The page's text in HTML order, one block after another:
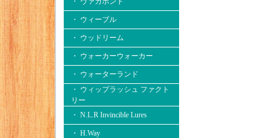
・ ウィーブル
・ ウッドリーム
・ ウォーカーウォーカー
・ ウォーターランド
・ ウィップラッシュ ファクト
リー
・ N.L.R Invincible Lures
・ H.Way